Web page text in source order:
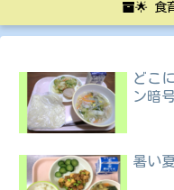
🌟 食
どこ
ン暗
暑い